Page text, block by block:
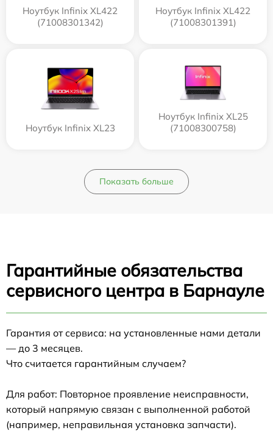
Ноутбук Infinix XL422
(71008301342)
Ноутбук Infinix XL422
(71008301391)
Ноутбук Infinix XL23
Ноутбук Infinix XL25
(71008300758)
Показать больше
Гарантийные обязательства
сервисного центра в Барнауле
Гарантия от сервиса: на установленные нами детали
— до 3 месяцев.
Что считается гарантийным случаем?
Для работ: Повторное проявление неисправности,
который напрямую связан с выполненной работой
(например, неправильная установка запчасти).